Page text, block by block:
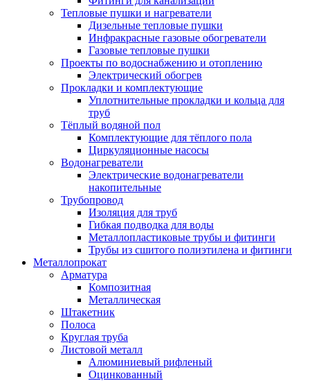
Тепловые пушки и нагреватели
Дизельные тепловые пушки
Инфракрасные газовые обогреватели
Газовые тепловые пушки
Проекты по водоснабжению и отоплению
Электрический обогрев
Прокладки и комплектующие
Уплотнительные прокладки и кольца для
труб
Тёплый водяной пол
Комплектующие для тёплого пола
Циркуляционные насосы
Водонагреватели
Электрические водонагреватели
накопительные
Трубопровод
Изоляция для труб
Гибкая подводка для воды
Металлопластиковые трубы и фитинги
Трубы из сшитого полиэтилена и фитинги
Металлопрокат
Арматура
Композитная
Металлическая
Штакетник
Полоса
Круглая труба
Листовой металл
Алюминиевый рифленый
Оцинкованный